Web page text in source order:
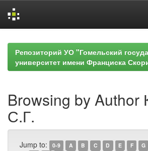
navigationРепозиторий УО "Гомельский
университет имени Франциска
Browsing by Author
С.Г.
Jump to: 0-9 A B C D E F G